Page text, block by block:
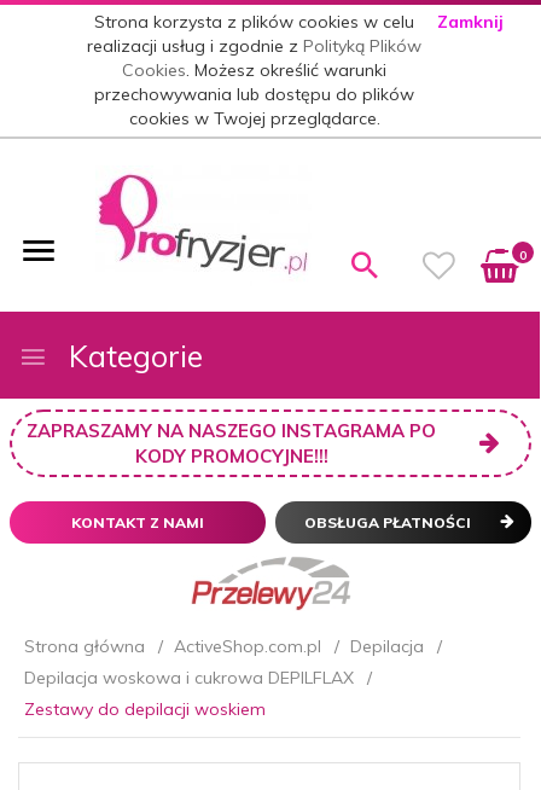
Strona korzysta z plików cookies w celu
realizacji usług i zgodnie zPolityką Plików
Cookies. Możesz określić warunki
przechowywania lub dostępu do plików
cookies w Twojej przeglądarce.
Zamknij
0
Kategorie
ZAPRASZAMY NA NASZEGO INSTAGRAMA PO
KODY PROMOCYJNE!!!
KONTAKT Z NAMI OBSŁUGA PŁATNOŚCI
Strona główna ActiveShop.com.pl
Depilacja
Depilacja woskowa i cukrowa DEPILFLAX
Zestawy do depilacji woskiem